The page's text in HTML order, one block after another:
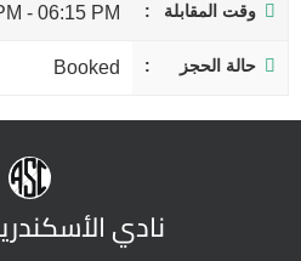
وقت المقابلة 06:15 PM
-
حالة الحجز Booked
نادي